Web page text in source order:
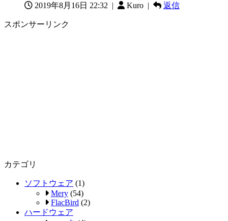
2019年8月16日 22:32 | Kuro | 返信
スポンサーリンク
カテゴリ
ソフトウェア (1)
Mery (54)
FlacBird (2)
ハードウェア